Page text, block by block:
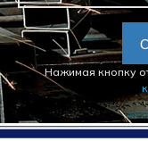
Нажимая кнопку